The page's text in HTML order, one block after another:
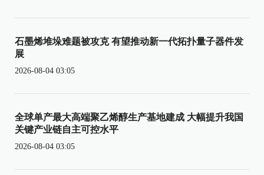
石墨烯堆垛难题被攻克 有望推动新一代拓扑量子器件发
展
2026-08-04 03:05
全球单产最大高端聚乙烯醇生产基地建成 大幅提升我国
关键产业链自主可控水平
2026-08-04 03:05